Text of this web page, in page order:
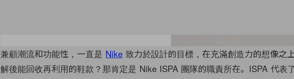
兼顧潮流和功能性，一直是 Nike 致力於設計的目標，在充滿創造力的想像之
解後能回收再利用的鞋款？那肯定是 Nike ISPA 團隊的職責所在。ISPA 代表